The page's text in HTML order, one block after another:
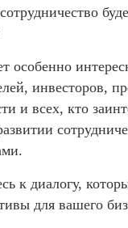
особенно
инвесторов,
и всех, кто
к диалогу,
для вашего